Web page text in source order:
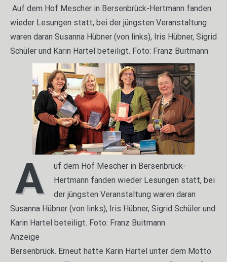
Auf dem Hof Mescher in Bersenbrück-Hertmann fanden
wieder Lesungen statt, bei der jüngsten Veranstaltung
waren daran Susanna Hübner (von links), Iris Hübner, Sigrid
Schüler und Karin Hartel beteiligt. Foto: Franz Buitmann
A
uf dem Hof Mescher in Bersenbrück-
Hertmann fanden wieder Lesungen statt, bei
der jüngsten Veranstaltung waren daran
Susanna Hübner (von links), Iris Hübner, Sigrid Schüler und
Karin Hartel beteiligt. Foto: Franz Buitmann
Anzeige
Bersenbrück. Erneut hatte Karin Hartel unter dem Motto